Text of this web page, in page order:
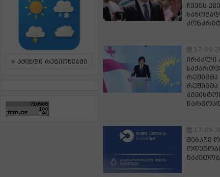
ამინდი რეგიონებში
ჩვენს
17-09-
ირაკლი
17-09-
მებაჟე